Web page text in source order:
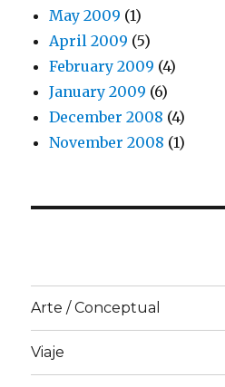
May 2009 (1)
April 2009 (5)
February 2009 (4)
January 2009 (6)
December 2008 (4)
November 2008 (1)
Arte / Conceptual
Viaje